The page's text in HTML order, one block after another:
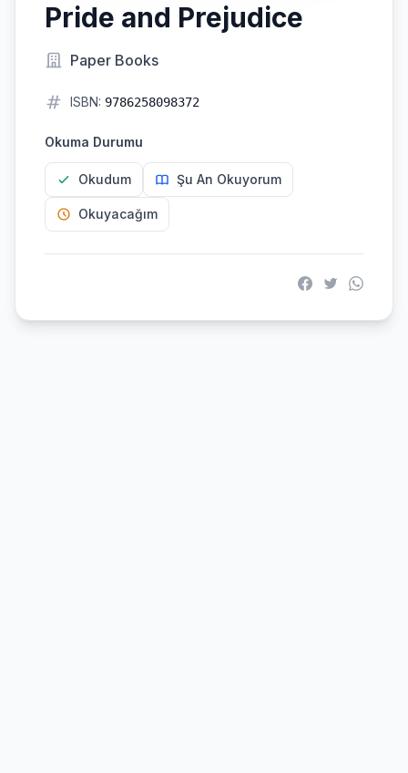
Pride and Prejudice
Paper Books
ISBN: 9786258098372
Okuma Durumu
Okudum Şu An Okuyorum
Okuyacağım